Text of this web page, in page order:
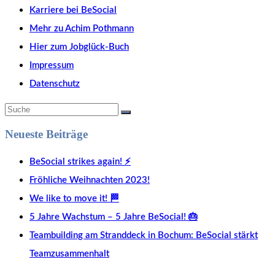
Karriere bei BeSocial
Mehr zu Achim Pothmann
Hier zum Jobglück-Buch
Impressum
Datenschutz
Neueste Beiträge
BeSocial strikes again! ⚡️
Fröhliche Weihnachten 2023!
We like to move it! 🏁
5 Jahre Wachstum – 5 Jahre BeSocial! 🎂
Teambuilding am Stranddeck in Bochum: BeSocial stärkt
Teamzusammenhalt